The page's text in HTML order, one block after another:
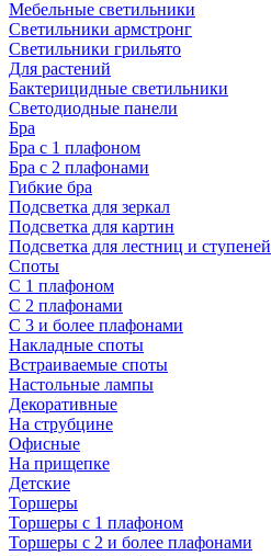
Мебельные светильники
Светильники армстронг
Светильники грильято
Для растений
Бактерицидные светильники
Светодиодные панели
Бра
Бра с 1 плафоном
Бра с 2 плафонами
Гибкие бра
Подсветка для зеркал
Подсветка для картин
Подсветка для лестниц и ступеней
Споты
С 1 плафоном
С 2 плафонами
С 3 и более плафонами
Накладные споты
Встраиваемые споты
Настольные лампы
Декоративные
На струбцине
Офисные
На прищепке
Детские
Торшеры
Торшеры с 1 плафоном
Торшеры с 2 и более плафонами